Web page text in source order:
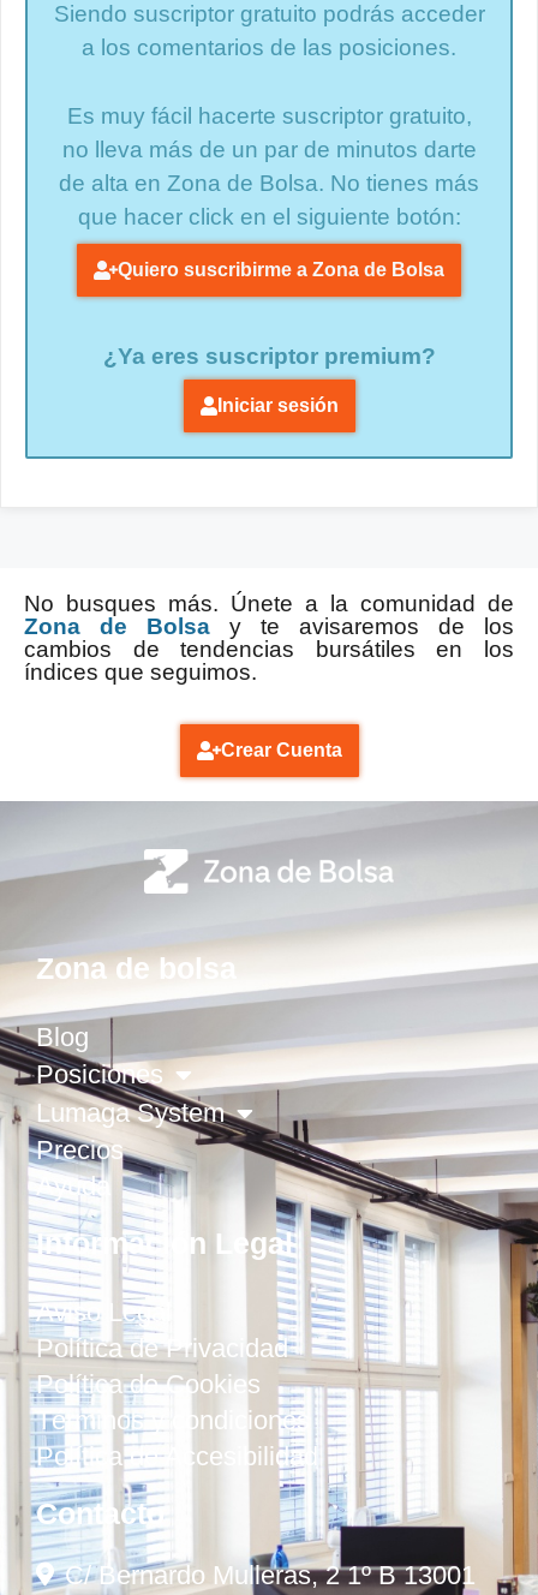
Siendo suscriptor gratuito podrás acceder
a los comentarios de las posiciones.
Es muy fácil hacerte suscriptor gratuito,
no lleva más de un par de minutos darte
de alta en Zona de Bolsa. No tienes más
que hacer click en el siguiente botón:
Quiero suscribirme a Zona de Bolsa
¿Ya eres suscriptor premium?
Iniciar sesión
No busques más. Únete a la comunidad de
Zona de Bolsa y te avisaremos de los
cambios de tendencias bursátiles en los
índices que seguimos.
Crear Cuenta
Zona de bolsa
Blog
Posiciones
Lumaga System
Precios
Ayuda
Información Legal
Aviso Legal
Política de Privacidad
Política de Cookies
Términos y condiciones
Política de Accesibilidad
Contacto
C/ Bernardo Mulleras, 2 1º B 13001